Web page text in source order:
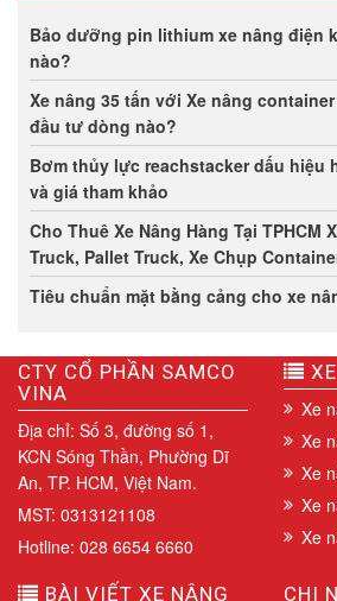
Bảo dưỡng pin lithium xe nâng điện
nào?
Xe nâng 35 tấn với Xe nâng
đầu tư dòng nào?
Bơm thủy lực reachstacker dấu hiệu
và giá tham khảo
Cho Thuê Xe Nâng Hàng Tại TPHCM
Truck, Pallet Truck, Xe Chụp
Tiêu chuẩn mặt bằng cảng cho xe
CTY CỔ PHẦN SAMCO
VINA
Địa chỉ: Số 3, đường số 1,
KCN Sóng Thần, Phường Dĩ
An, TP. HCM, Việt Nam.
MST: 0313121108
Hotline: 028 6654 6660
Xe
Xe
Xe
Xe
Xe
BÀI VIẾT XE NÂNG CHI